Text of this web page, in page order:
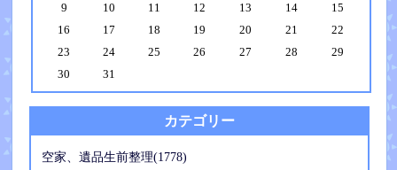
9
10 11 12 13 14
15
16
17 18 19 20 21
22
23
24 25 26 27 28
29
30
31
カテゴリー
空家、遺品生前整理(1778)